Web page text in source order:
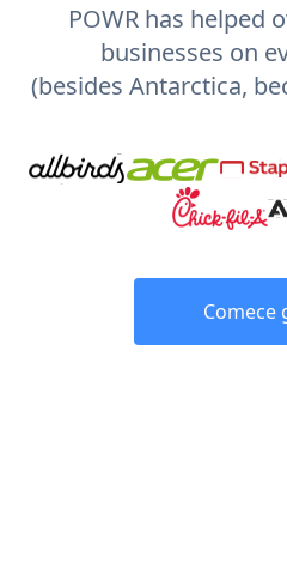
POWR has helped
businesses on
(besides Antarctica,
Comece